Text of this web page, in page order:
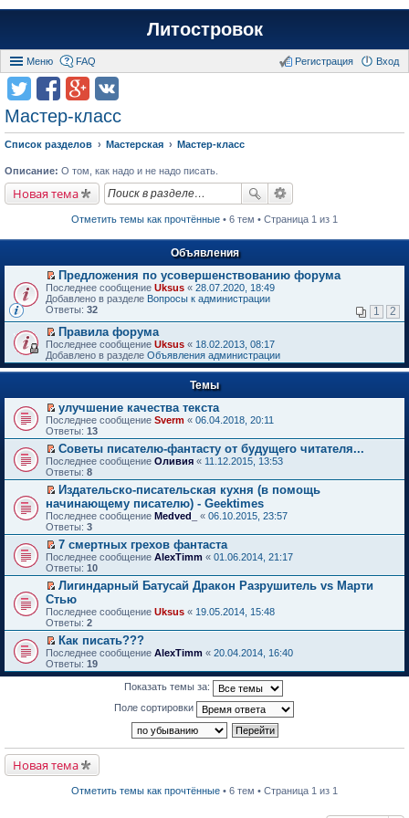
Литостровок
Меню FAQ Вход
Регистрация
Мастер-класс
Список разделов Мастерская Мастер-класс
Описание: О том, как надо и не надо писать.
Новая тема
Отметить темы как прочтённые • 6 тем • Страница 1 из 1
Объявления
П
е
р
й
т
и
к
п
в
о
м
у
н
е
п
р
о
ч
и
т
а
н
н
о
м
у
с
о
о
б
щ
е
н
и
Предложения по усовершенствованию форума
Последнее сообщение Uksus « 28.07.2020, 18:49
Добавлено в разделе Вопросы к администрации
Ответы: 32 1 2
П
е
р
е
т
и
к
п
е
р
в
о
м
у
н
е
п
р
о
ч
и
т
а
н
н
о
м
у
с
о
ю
Правила форума
Последнее сообщение Uksus « 18.02.2013, 08:17
Добавлено в разделе Объявления администрации
Темы
П
е
р
е
й
т
и
к
п
е
р
в
о
м
у
н
е
п
р
о
ч
и
т
а
н
о
о
б
щ
улучшение качества текста
Последнее сообщение Sverm « 06.04.2018, 20:11
Ответы: 13
П
е
р
е
й
т
и
к
п
е
р
в
о
м
у
н
е
п
р
о
ч
м
у
с
Советы писателю-фантасту от будущего читателя...
Последнее сообщение Оливия « 11.12.2015, 13:53
Ответы: 8
П
е
р
е
й
т
и
к
п
е
р
в
о
м
у
н
е
а
н
н
Издательско-писательская кухня (в помощь
начинающему писателю) - Geektimes
Последнее сообщение Medved_ « 06.10.2015, 23:57
Ответы: 3
П
е
р
е
й
т
и
к
п
е
р
в
р
о
ч
7 смертных грехов фантаста
Последнее сообщение AlexTimm « 01.06.2014, 21:17
Ответы: 10
П
е
р
е
й
т
и
к
у
е
Лигиндарный Батусай Дракон Разрушитель vs Марти
Стью
Последнее сообщение Uksus « 19.05.2014, 15:48
Ответы: 2
П
е
р
е
в
Как писать???
Последнее сообщение AlexTimm « 20.04.2014, 16:40
Ответы: 19
Показать темы за:
Поле сортировки
Новая тема
Отметить темы как прочтённые • 6 тем • Страница 1 из 1